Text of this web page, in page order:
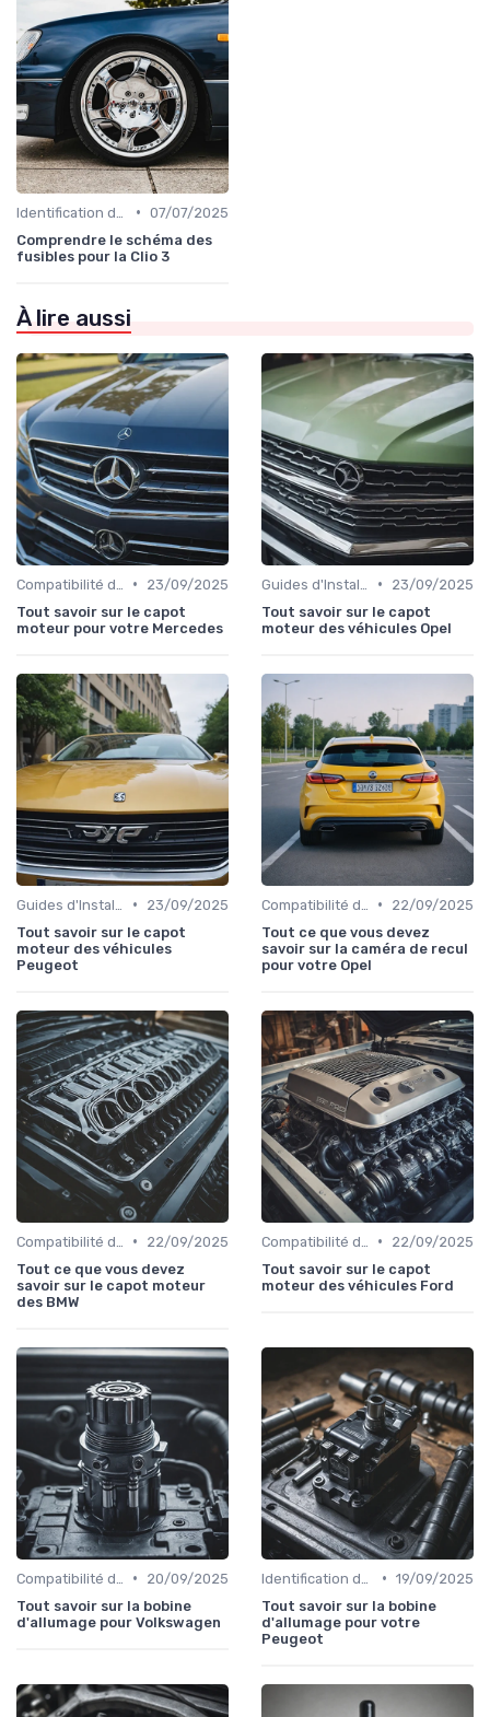
• 07/07/2025
Comprendre le schéma des
fusibles pour la Clio 3
À lire aussi
•
23/09/2025
Tout savoir sur le capot
moteur pour votre Mercedes
•
23/09/2025
Tout savoir sur le capot
moteur des véhicules Opel
•
23/09/2025
Tout savoir sur le capot
moteur des véhicules
Peugeot
•
22/09/2025
Tout ce que vous devez
savoir sur la caméra de recul
pour votre Opel
•
22/09/2025
Tout ce que vous devez
savoir sur le capot moteur
des BMW
•
22/09/2025
Tout savoir sur le capot
moteur des véhicules Ford
•
20/09/2025
Tout savoir sur la bobine
d'allumage pour Volkswagen
• 19/09/2025
Tout savoir sur la bobine
d'allumage pour votre
Peugeot